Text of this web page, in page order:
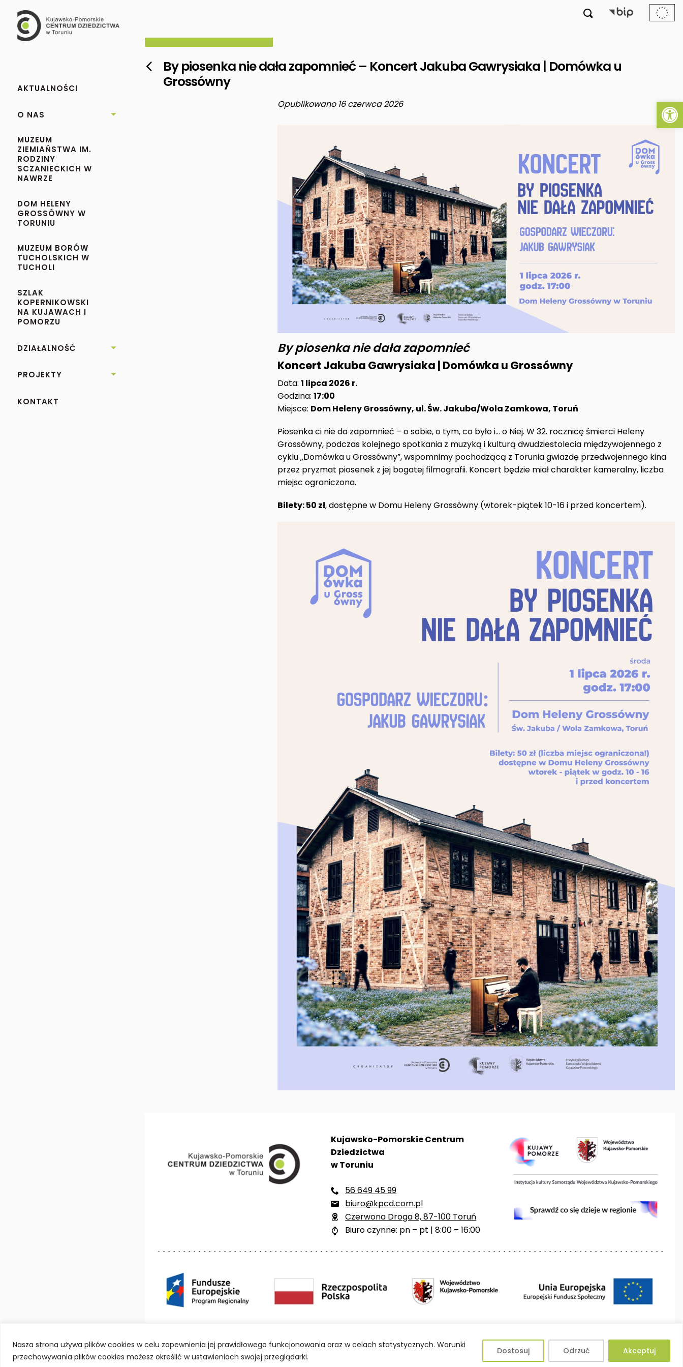
Nasza strona używa plików cookies w celu zapewnienia jej prawidłowego funkcjonowania oraz w celach statystycznych. Warunki
przechowywania plików cookies możesz określić w ustawieniach swojej przeglądarki.
Dostosuj Odrzuć Akceptuj
AKTUALNOŚCI
O NAS 
MUZEUM
ZIEMIAŃSTWA IM.
RODZINY
SCZANIECKICH W
NAWRZE
DOM HELENY
GROSSÓWNY W
TORUNIU
MUZEUM BORÓW
TUCHOLSKICH W
TUCHOLI
SZLAK
KOPERNIKOWSKI
NA KUJAWACH I
POMORZU
DZIAŁALNOŚĆ 
PROJEKTY 
KONTAKT


By piosenka nie dała zapomnieć – Koncert Jakuba Gawrysiaka | Domówka u
Grossówny
Opublikowano 16 czerwca 2026
By piosenka nie dała zapomnieć
Koncert Jakuba Gawrysiaka | Domówka u Grossówny
Data: 1 lipca 2026 r.
Godzina: 17:00
Miejsce: Dom Heleny Grossówny, ul. Św. Jakuba/Wola Zamkowa, Toruń
Piosenka ci nie da zapomnieć – o sobie, o tym, co było i… o Niej. W 32. rocznicę śmierci Heleny
Grossówny, podczas kolejnego spotkania z muzyką i kulturą dwudziestolecia międzywojennego z
cyklu „Domówka u Grossówny”, wspomnimy pochodzącą z Torunia gwiazdę przedwojennego kina
przez pryzmat piosenek z jej bogatej filmografii. Koncert będzie miał charakter kameralny, liczba
miejsc ograniczona.
Bilety: 50 zł, dostępne w Domu Heleny Grossówny (wtorek-piątek 10-16 i przed koncertem).
Kujawsko-Pomorskie Centrum
Dziedzictwa
w Toruniu
 56 649 45 99
 biuro@kpcd.com.pl
 Czerwona Droga 8, 87-100 Toruń
 Biuro czynne: pn – pt | 8:00 – 16:00
Deklaracja dostępności Polityka prywatności Mapa strony BIP Projektowanie stron Toruń
© Kujawsko-Pomorskie Centrum Dziedzictwa w Toruniu